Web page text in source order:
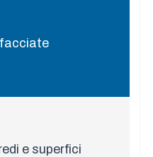
e superfici